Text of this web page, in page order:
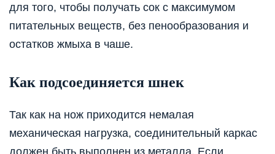
для того, чтобы получать сок с максимумом
питательных веществ, без пенообразования и
остатков жмыха в чаше.
Как подсоединяется шнек
Так как на нож приходится немалая
механическая нагрузка, соединительный каркас